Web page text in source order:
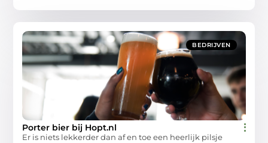
BEDRIJVEN
Porter bier bij Hopt.nl
Er is niets lekkerder dan af en toe een heerlijk pilsje